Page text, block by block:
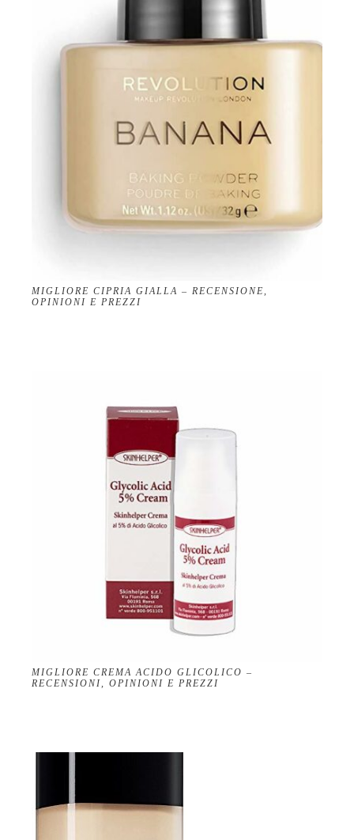
MIGLIORE CIPRIA GIALLA – RECENSIONE,
OPINIONI E PREZZI
MIGLIORE CREMA ACIDO GLICOLICO –
RECENSIONI, OPINIONI E PREZZI